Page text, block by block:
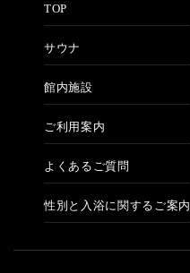
TOP
サウナ
館内施設
ご利用案内
よくあるご質問
性別と入浴に関するご案内